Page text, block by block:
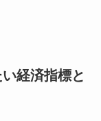
経済指標と